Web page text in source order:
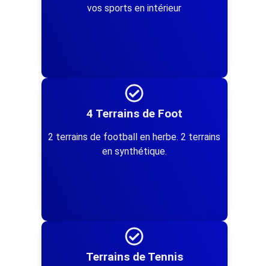
vos sports en intérieur
4 Terrains de Foot
2 terrains de football en herbe. 2 terrains
en synthétique.
Terrains de Tennis